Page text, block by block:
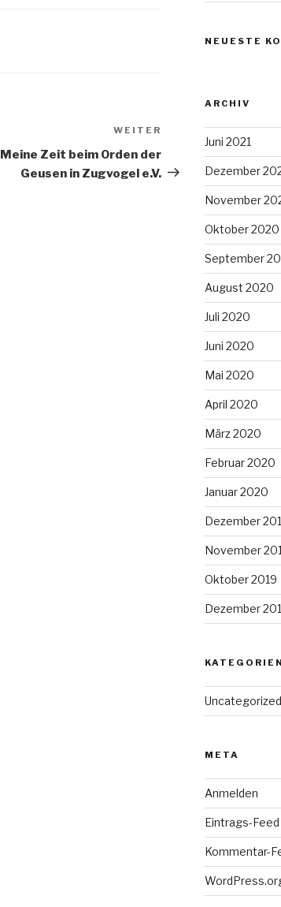
Nächster
Beitrag
WEITER
Meine Zeit beim Orden der
Geusen in Zugvogel e.V.
NEUESTE
ARCHIV
Juni 2021
Dezember
November
Oktober 2020
September
August 2020
Juli 2020
Juni 2020
Mai 2020
April 2020
März 2020
Februar 2020
Januar 2020
Dezember
November
Oktober 2019
Dezember
KATEGORIEN
Uncategorized
META
Anmelden
Eintrags-Feed
Kommentar-